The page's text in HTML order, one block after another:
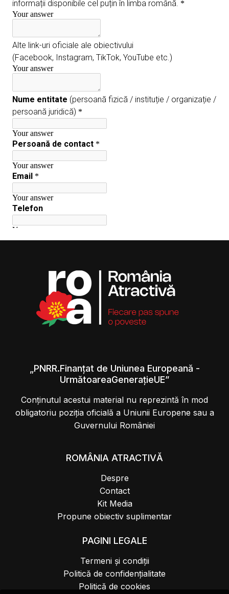
„PNRR.Finanțat de Uniunea Europeană -
UrmătoareaGenerațieUE”
Conținutul acestui material nu reprezintă în mod
obligatoriu poziția oficială a Uniunii Europene sau a
Guvernului României
ROMÂNIA ATRACTIVĂ
Despre
Contact
Kit Media
Propune obiectiv suplimentar
PAGINI LEGALE
Termeni și condiții
Politică de confidențialitate
Politică de cookies